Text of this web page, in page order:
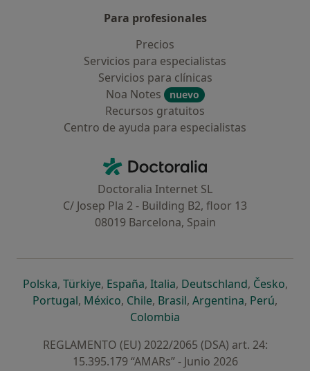
Para profesionales
Precios
Servicios para especialistas
Servicios para clínicas
Noa Notes
nuevo
Recursos gratuitos
Centro de ayuda para especialistas
Doctoralia - Página de inicio
Doctoralia Internet SL
C/ Josep Pla 2 - Building B2, floor 13
08019 Barcelona, Spain
Polskase abre en una nueva pestaña
, Türkiyese abre en una nueva pestaña
, Españase abre en una nueva pestaña
, Italiase abre en una nueva
, Deutschlandse abre en
, Českose
,
Portugalse abre en una nueva pestaña
, Méxicose abre en una nueva pestaña
, Chilese abre en una nueva pestaña
, Brasilse abre en una nueva
, Argentinase abre en
, Perúse
,
Colombia
REGLAMENTO (EU) 2022/2065 (DSA) art. 24:
15.395.179 “AMARs” - Junio 2026